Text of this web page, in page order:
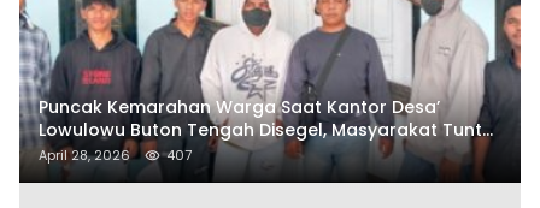
Puncak Kemarahan Warga Saat Kantor Desa’
Lowulowu Buton Tengah Disegel, Masyarakat Tuntut
Penetapan Tersangka
April 28, 2026 407